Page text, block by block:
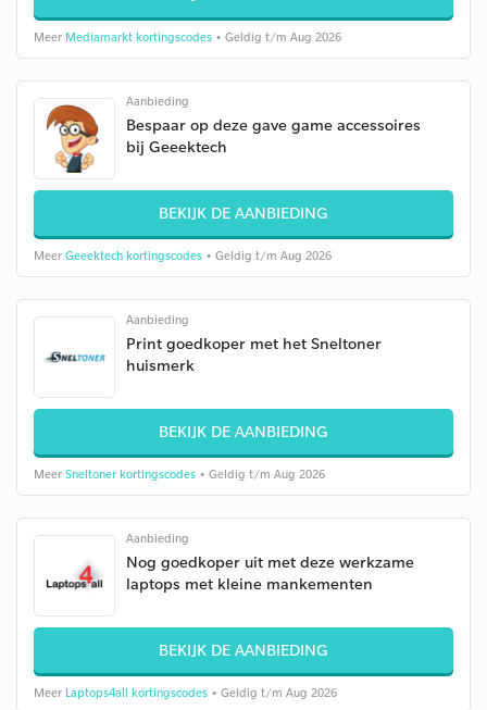
Meer Mediamarkt kortingscodes • Geldig t/m Aug 2026
Aanbieding
Bespaar op deze gave game accessoires
bij Geeektech
BEKIJK DE AANBIEDING
Meer Geeektech kortingscodes • Geldig t/m Aug 2026
Aanbieding
Print goedkoper met het Sneltoner
huismerk
BEKIJK DE AANBIEDING
Meer Sneltoner kortingscodes • Geldig t/m Aug 2026
Aanbieding
Nog goedkoper uit met deze werkzame
laptops met kleine mankementen
BEKIJK DE AANBIEDING
Meer Laptops4all kortingscodes • Geldig t/m Aug 2026